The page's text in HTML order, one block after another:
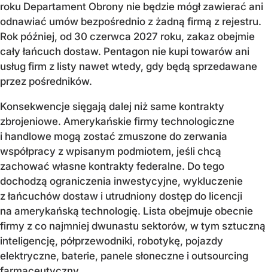
roku Departament Obrony nie będzie mógł zawierać ani
odnawiać umów bezpośrednio z żadną firmą z rejestru.
Rok później, od 30 czerwca 2027 roku, zakaz obejmie
cały łańcuch dostaw. Pentagon nie kupi towarów ani
usług firm z listy nawet wtedy, gdy będą sprzedawane
przez pośredników.
Konsekwencje sięgają dalej niż same kontrakty
zbrojeniowe. Amerykańskie firmy technologiczne
i handlowe mogą zostać zmuszone do zerwania
współpracy z wpisanym podmiotem, jeśli chcą
zachować własne kontrakty federalne. Do tego
dochodzą ograniczenia inwestycyjne, wykluczenie
z łańcuchów dostaw i utrudniony dostęp do licencji
na amerykańską technologię. Lista obejmuje obecnie
firmy z co najmniej dwunastu sektorów, w tym sztuczną
inteligencję, półprzewodniki, robotykę, pojazdy
elektryczne, baterie, panele słoneczne i outsourcing